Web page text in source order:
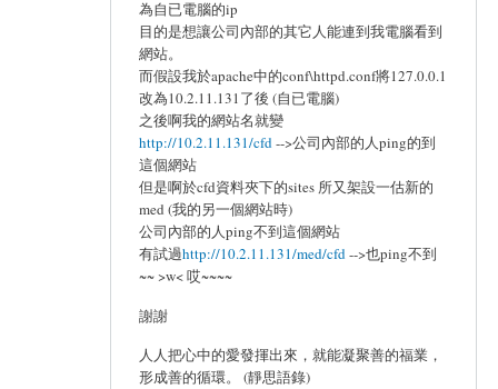
為自已電腦的ip
目的是想讓公司內部的其它人能連到我電腦看到
網站。
而假設我於apache中的conf\httpd.conf將127.0.0.1
改為10.2.11.131了後 (自已電腦)
之後啊我的網站名就變
http://10.2.11.131/cfd-->公司內部的人ping的到
這個網站
但是啊於cfd資料夾下的sites 所又架設一估新的
med (我的另一個網站時)
公司內部的人ping不到這個網站
有試過http://10.2.11.131/med/cfd-->也ping不到
~~ >w< 哎~~~~
謝謝
人人把心中的愛發揮出來，就能凝聚善的福業，
形成善的循環。 (靜思語錄)